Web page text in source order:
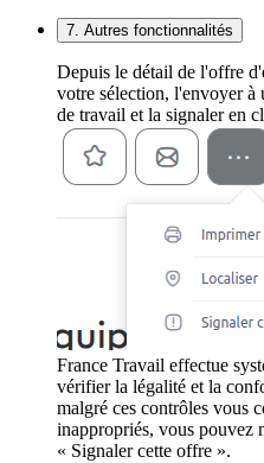
7. Autres fonctionnalités
Depuis le détail de l'offre
votre sélection, l'envoyer
de travail et la signaler en
France Travail effectue
vérifier la légalité et la
malgré ces contrôles vous
inappropriés, vous pouvez
« Signaler cette offre ».